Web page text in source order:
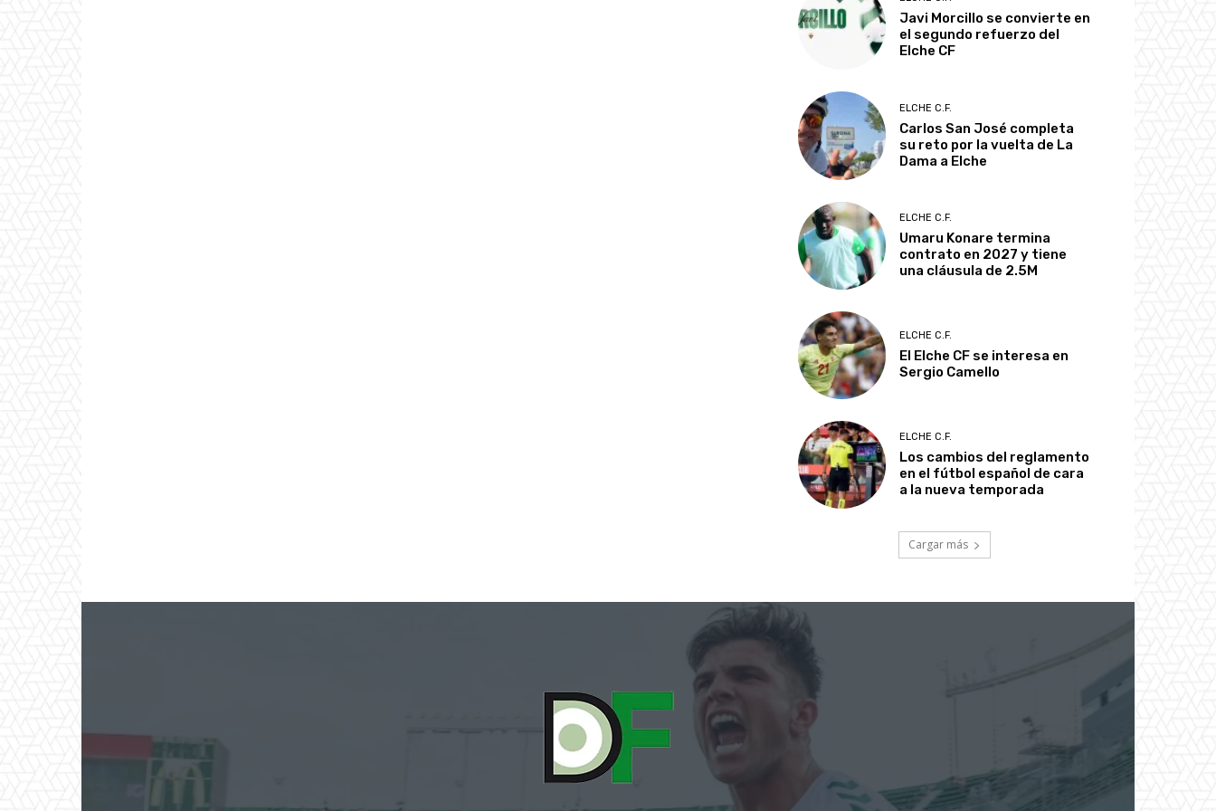
Javi Morcillo se convierte en
el segundo refuerzo del
Elche CF
ELCHE C.F.
Carlos San José completa
su reto por la vuelta de La
Dama a Elche
ELCHE C.F.
Umaru Konare termina
contrato en 2027 y tiene
una cláusula de 2.5M
ELCHE C.F.
El Elche CF se interesa en
Sergio Camello
ELCHE C.F.
Los cambios del reglamento
en el fútbol español de cara
a la nueva temporada
Cargar más